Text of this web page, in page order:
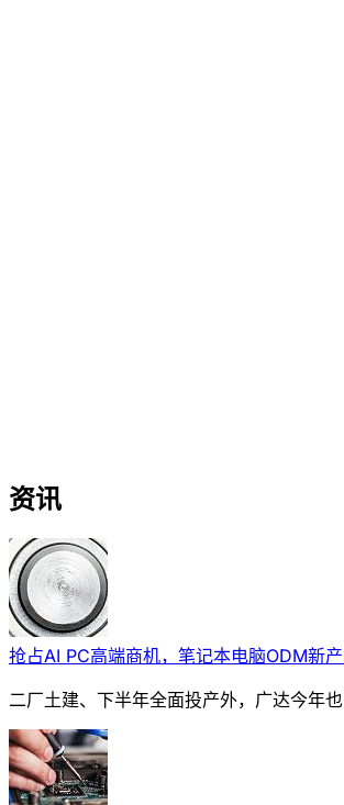
资讯
抢占AI PC高端商机，笔记本电脑ODM新
二厂土建、下半年全面投产外，广达今年